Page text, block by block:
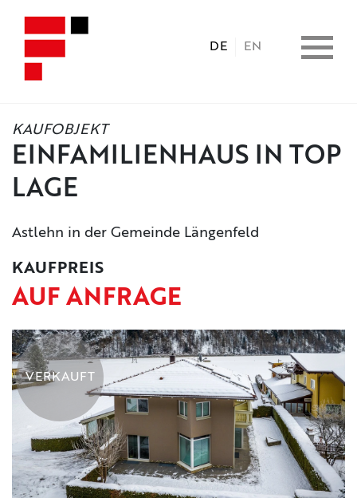
DE EN
HOME
IMMOBILIEN
LEISTUNGEN
UNTERNEHMEN
KONTAKT
IMPRESSUM
KAUFOBJEKT
EINFAMILIENHAUS IN TOP
LAGE
Astlehn in der Gemeinde Längenfeld
KAUFPREIS
AUF ANFRAGE
VERKAUFT